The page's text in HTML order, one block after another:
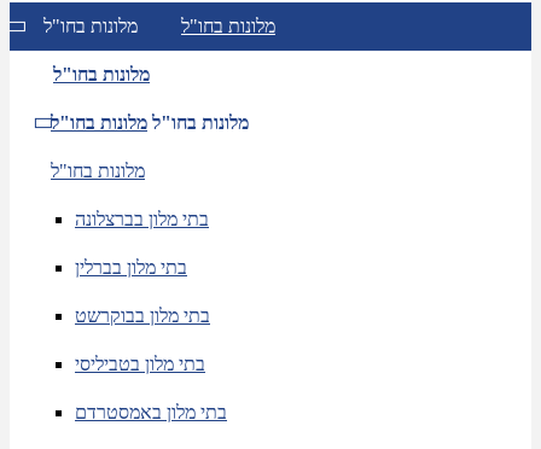
מלונות בחו"ל מלונות בחו"ל
מלונות בחו"ל
מלונות בחו"ל מלונות בחו"ל
מלונות בחו"ל
בתי מלון בברצלונה
בתי מלון בברלין
בתי מלון בבוקרשט
בתי מלון בטביליסי
בתי מלון באמסטרדם